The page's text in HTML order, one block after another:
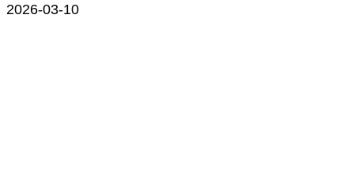
2026-03-10